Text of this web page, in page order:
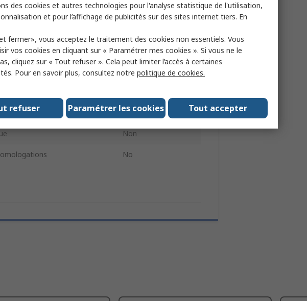
Gants jetables
Orange
Non
pour les aliments Oui
Non
No
des cookies et autres technologies pour l'analyse statistique de l'utilisation,
et pour l’affichage de publicités sur des sites internet tiers. En
fermer», vous acceptez le traitement des cookies non essentiels. Vous
vos cookies en cliquant sur « Paramétrer mes cookies ». Si vous ne le
cliquez sur « Tout refuser ». Cela peut limiter l’accès à certaines
Pour en savoir plus, consultez notre politique de cookies.
Tout accepter
Paramétrer les cookies
refuser